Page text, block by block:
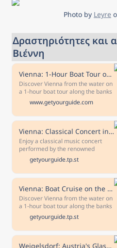
τη διαμονή σας.
Photo by Leyre
Δραστηριότητες και
Βιέννη
Vienna: 1-Hour Boat Tour on the Danube Canal
Discover Vienna from the water on
a 1-hour boat tour along the banks
of the Danube Canal. Enjoy the
view of the highlights of the city
from the beautiful old buildings to
the new, trendy districts.
www.getyourguide.com
Vienna: Classical Concert in St. Anne's Church
Enjoy a classical music concert
performed by the renowned
Viennese String Ensemble. Marvel
at the acoustics in a church that's
considered an architectural
masterpiece.
getyourguide.tp.st
Vienna: Boat Cruise on the Danube Canal with Optional Lunch
Discover Vienna from the water on
a 1-hour boat tour along the banks
of the Danube Canal. Enjoy the
view of the highlights of the city
from the beautiful old buildings to
the new, trendy districts.
getyourguide.tp.st
Weigelsdorf: Austria's Glass-Experience - Glassworld